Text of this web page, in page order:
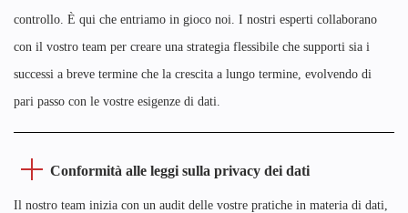
controllo. È qui che entriamo in gioco noi. I nostri esperti collaborano
con il vostro team per creare una strategia flessibile che supporti sia i
successi a breve termine che la crescita a lungo termine, evolvendo di
pari passo con le vostre esigenze di dati.
Conformità alle leggi sulla privacy dei dati
Il nostro team inizia con un audit delle vostre pratiche in materia di dati,